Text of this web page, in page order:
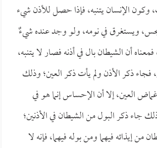
وكون الإنسان يتنبه، فإذا حصل للأذن شيء
ويستغرق في نومه، ولو وجد عنده شيءٌ
أن الشيطان بال في أذنه فصار لا يتنبه،
ذكر الأذن ولم يأت ذكر العين؛ وذلك
العين، إلا أن الإحساس إنما هو في
جاء ذكر البول من الشيطان في الأذنين؛
من إيذائه فيهما ومن بوله فيهما، فإنه لا